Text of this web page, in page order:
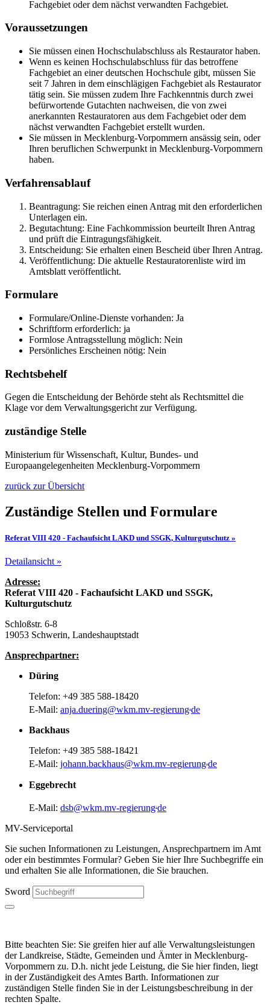
Fachgebiet oder dem nächst verwandten Fachgebiet.
Voraussetzungen
Sie müssen einen Hochschulabschluss als Restaurator haben.
Wenn es keinen Hochschulabschluss für das betroffene
Fachgebiet an einer deutschen Hochschule gibt, müssen Sie
seit 7 Jahren in dem einschlägigen Fachgebiet als Restaurator
tätig sein. Sie müssen zudem Ihre Fachkenntnis durch zwei
befürwortende Gutachten nachweisen, die von zwei
anerkannten Restauratoren aus dem Fachgebiet oder dem
nächst verwandten Fachgebiet erstellt wurden.
Sie müssen in Mecklenburg-Vorpommern ansässig sein, oder
Ihren beruflichen Schwerpunkt in Mecklenburg-Vorpommern
haben.
Verfahrensablauf
Beantragung: Sie reichen einen Antrag mit den erforderlichen
Unterlagen ein.
Begutachtung: Eine Fachkommission beurteilt Ihren Antrag
und prüft die Eintragungsfähigkeit.
Entscheidung: Sie erhalten einen Bescheid über Ihren Antrag.
Veröffentlichung: Die aktuelle Restauratorenliste wird im
Amtsblatt veröffentlicht.
Formulare
Formulare/Online-Dienste vorhanden: Ja
Schriftform erforderlich: ja
Formlose Antragsstellung möglich: Nein
Persönliches Erscheinen nötig: Nein
Rechtsbehelf
Gegen die Entscheidung der Behörde steht als Rechtsmittel die
Klage vor dem Verwaltungsgericht zur Verfügung.
zuständige Stelle
Ministerium für Wissenschaft, Kultur, Bundes- und
Europaangelegenheiten Mecklenburg-Vorpommern
zurück zur Übersicht
Zuständige Stellen und Formulare
Referat VIII 420 - Fachaufsicht LAKD und SSGK, Kulturgutschutz »
Detailansicht »
Adresse:
Referat VIII 420 - Fachaufsicht LAKD und SSGK,
Kulturgutschutz
Schloßstr. 6-8
19053 Schwerin, Landeshauptstadt
Ansprechpartner:
Düring
Telefon: +49 385 588-18420
E-Mail: anja.duering@wkm.mv-regierung.de
Backhaus
Telefon: +49 385 588-18421
E-Mail: johann.backhaus@wkm.mv-regierungde
Eggebrecht
E-Mail: dsb@wkm.mv-regierungde
MV-Serviceportal
Sie suchen Informationen zu Leistungen, Ansprechpartnern im Amt
oder ein bestimmtes Formular? Geben Sie hier Ihre Suchbegriffe ein
und erhalten Sie alle Informationen, die Sie brauchen.
Sword
Bitte beachten Sie: Sie greifen hier auf alle Verwaltungsleistungen
der Landkreise, Städte, Gemeinden und Ämter in Mecklenburg-
Vorpommern zu. D.h. nicht jede Leistung, die Sie hier finden, liegt
in der Zuständigkeit des Amtes Barth. Informationen zur
zuständigen Stelle finden Sie in der Leistungsbeschreibung in der
rechten Spalte.